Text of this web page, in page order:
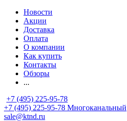
Новости
Акции
Доставка
Оплата
О компании
Как купить
Контакты
Обзоры
...
+7 (495) 225-95-78
+7 (495) 225-95-78 Многоканальный
sale@ktnd.ru